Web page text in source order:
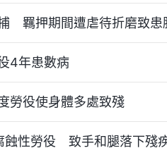
羈押期間遭虐待折磨致患
4年患數病
勞役使身體多處致殘
蝕性勞役 致手和腿落下殘